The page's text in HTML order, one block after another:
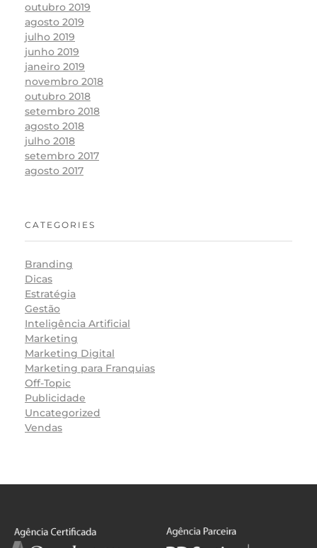
outubro 2019
agosto 2019
julho 2019
junho 2019
janeiro 2019
novembro 2018
outubro 2018
setembro 2018
agosto 2018
julho 2018
setembro 2017
agosto 2017
CATEGORIES
Branding
Dicas
Estratégia
Gestão
Inteligência Artificial
Marketing
Marketing Digital
Marketing para Franquias
Off-Topic
Publicidade
Uncategorized
Vendas